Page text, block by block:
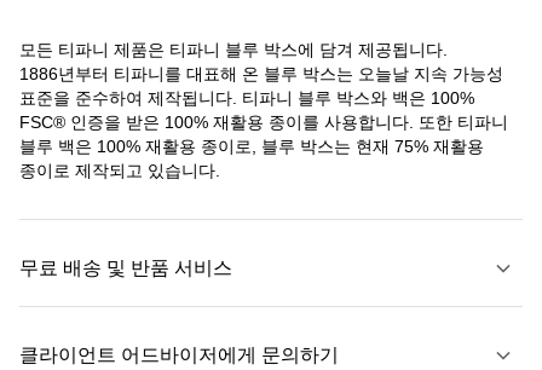
모든 티파니 제품은 티파니 블루 박스에 담겨 제공됩니다.
1886년부터 티파니를 대표해 온 블루 박스는 오늘날 지속 가능성
표준을 준수하여 제작됩니다. 티파니 블루 박스와 백은 100%
FSC® 인증을 받은 100% 재활용 종이를 사용합니다. 또한 티파니
블루 백은 100% 재활용 종이로, 블루 박스는 현재 75% 재활용
종이로 제작되고 있습니다.
무료 배송 및 반품 서비스
클라이언트 어드바이저에게 문의하기